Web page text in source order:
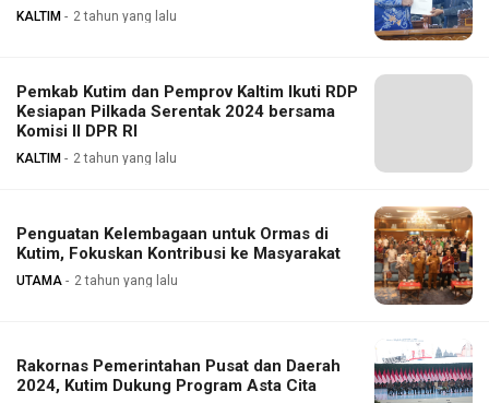
KALTIM 2 tahun yang lalu
Pemkab Kutim dan Pemprov Kaltim Ikuti RDP
Kesiapan Pilkada Serentak 2024 bersama
Komisi II DPR RI
KALTIM 2 tahun yang lalu
Penguatan Kelembagaan untuk Ormas di
Kutim, Fokuskan Kontribusi ke Masyarakat
UTAMA 2 tahun yang lalu
Rakornas Pemerintahan Pusat dan Daerah
2024, Kutim Dukung Program Asta Cita